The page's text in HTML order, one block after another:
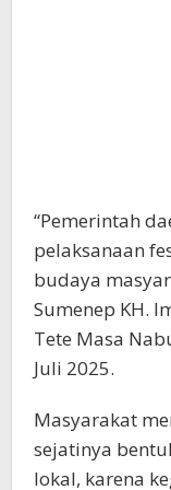
“Pemerintah
pelaksanaan
budaya
Sumenep KH.
Tete Masa
Juli 2025.
Masyarakat
sejatinya
lokal, karena